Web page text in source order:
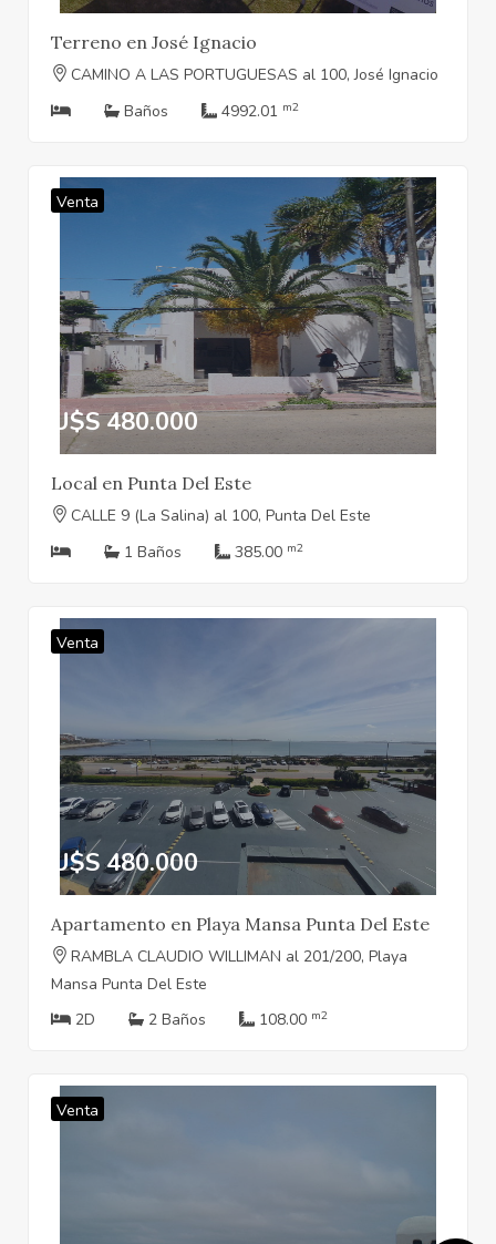
Terreno en José Ignacio
CAMINO A LAS PORTUGUESAS al 100, José Ignacio
Baños
4992.01 m2
Venta
U$S 480.000
Local en Punta Del Este
CALLE 9 (La Salina) al 100, Punta Del Este
1 Baños
385.00 m2
Venta
U$S 480.000
Apartamento en Playa Mansa Punta Del Este
RAMBLA CLAUDIO WILLIMAN al 201/200, Playa
Mansa Punta Del Este
2D
2 Baños 108.00 m2
Venta